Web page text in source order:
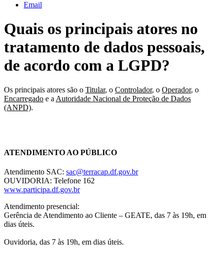
Email
Quais os principais atores no
tratamento de dados pessoais,
de acordo com a LGPD?
Os principais atores são o Titular, o Controlador, o Operador, o
Encarregado e a Autoridade Nacional de Proteção de Dados
(ANPD).
ATENDIMENTO AO PÚBLICO
Atendimento SAC: sac@terracap.df.gov.br
OUVIDORIA: Telefone 162
www.participa.df.gov.br
Atendimento presencial:
Gerência de Atendimento ao Cliente – GEATE, das 7 às 19h, em
dias úteis.
Ouvidoria, das 7 às 19h, em dias úteis.